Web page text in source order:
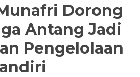
Dorong
Antang Jadi
Pengelolaan